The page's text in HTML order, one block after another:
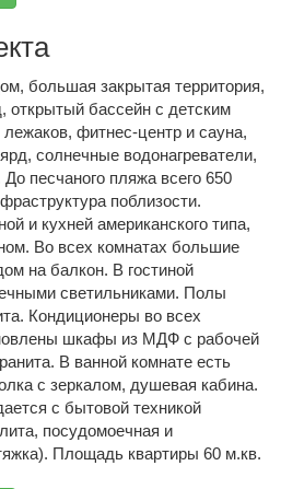
большая закрытая территория,
открытый бассейн с детским
фитнес-центр и сауна,
солнечные водонагреватели,
песчаного пляжа всего 650
поблизости.
и кухней американского типа,
Во всех комнатах большие
на балкон. В гостиной
светильниками. Полы
Кондиционеры во всех
шкафы из МДФ с рабочей
В ванной комнате есть
с зеркалом, душевая кабина.
с бытовой техникой
посудомоечная и
Площадь квартиры 60 м.кв.